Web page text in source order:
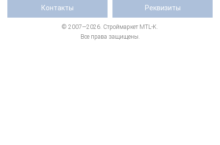
Контакты Реквизиты
© 2007—2026. Строймаркет MTL-K.
Все права защищены.